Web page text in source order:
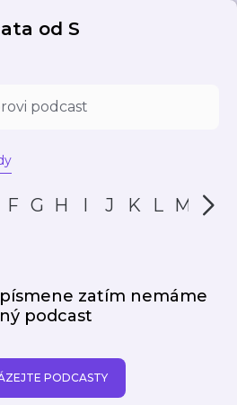
od S
F G H I J K L M N
zatím nemáme
podcast
PODCASTY